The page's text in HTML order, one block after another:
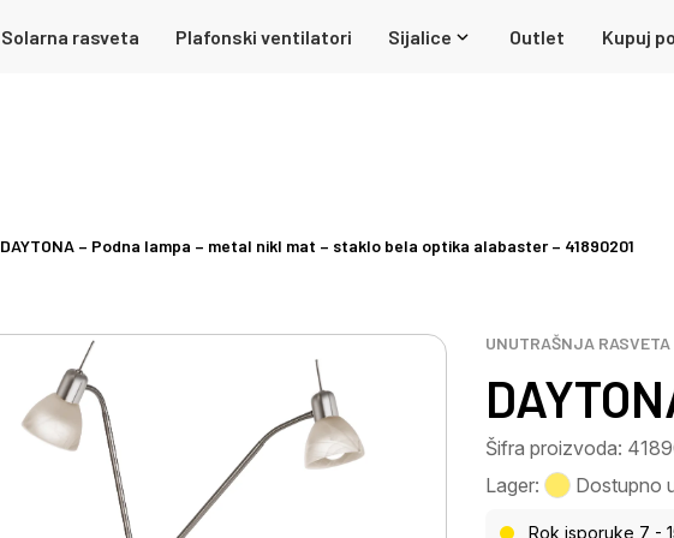
Solarna rasveta Plafonski ventilatori Sijalice Outlet Kupuj
DAYTONA – Podna lampa – metal nikl mat – staklo bela optika alabaster – 41890201
UNUTRAŠNJA RASVETA
Šifra proizvoda:
Lager:
Dostupno
Rok isporuke 7 -